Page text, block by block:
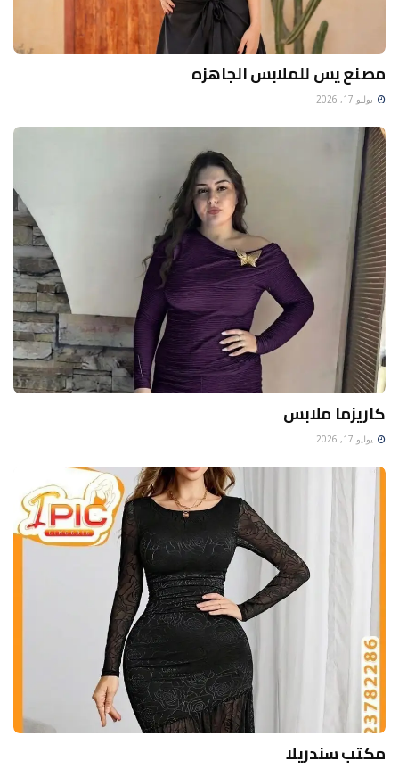
مصنع يس للملابس الجاهزه
يوليو 17, 2026
كاريزما ملابس
يوليو 17, 2026
مكتب سندريلا